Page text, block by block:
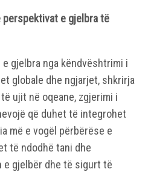
perspektivat e gjelbra të
gjelbra nga këndvështrimi i
globale dhe ngjarjet, shkrirja
ujit në oqeane, zgjerimi i
që duhet të integrohet
më e vogël përbërëse e
të ndodhë tani dhe
e gjelbër dhe të sigurt të